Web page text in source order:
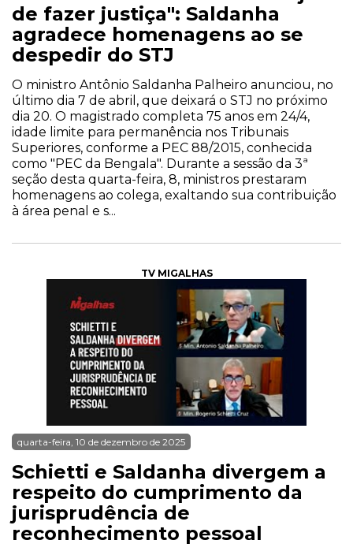
de fazer justiça": Saldanha
agradece homenagens ao se
despedir do STJ
O ministro Antônio Saldanha Palheiro anunciou, no
último dia 7 de abril, que deixará o STJ no próximo
dia 20. O magistrado completa 75 anos em 24/4,
idade limite para permanência nos Tribunais
Superiores, conforme a PEC 88/2015, conhecida
como "PEC da Bengala". Durante a sessão da 3ª
seção desta quarta-feira, 8, ministros prestaram
homenagens ao colega, exaltando sua contribuição
à área penal e s...
TV MIGALHAS
quarta-feira, 10 de dezembro de 2025
Schietti e Saldanha divergem a
respeito do cumprimento da
jurisprudência de
reconhecimento pessoal